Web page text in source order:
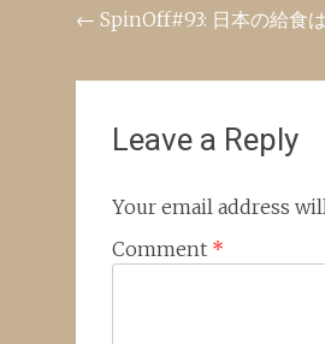
Post
← SpinOff#93: 日本の給食
Leave a Reply
Your email address
Comment *